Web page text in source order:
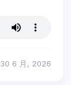
30 6 月, 2026